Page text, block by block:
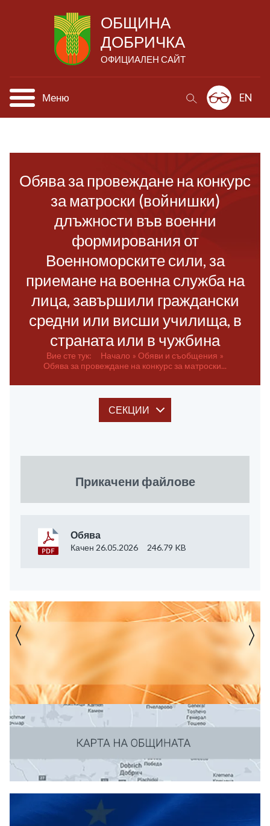
ОБЩИНА
ДОБРИЧКА
ОФИЦИАЛЕН САЙТ
Меню EN
Обява за провеждане на конкурс
за матроски (войнишки)
длъжности във военни
формирования от
Военноморските сили, за
приемане на военна служба на
лица, завършили граждански
средни или висши училища, в
страната или в чужбина
Вие сте тук: Начало
Обяви и съобщения
Обява за провеждане на конкурс за матроски...
СЕКЦИИ
Прикачени файлове
Обява
Качен 26.05.2026 246.79 KB